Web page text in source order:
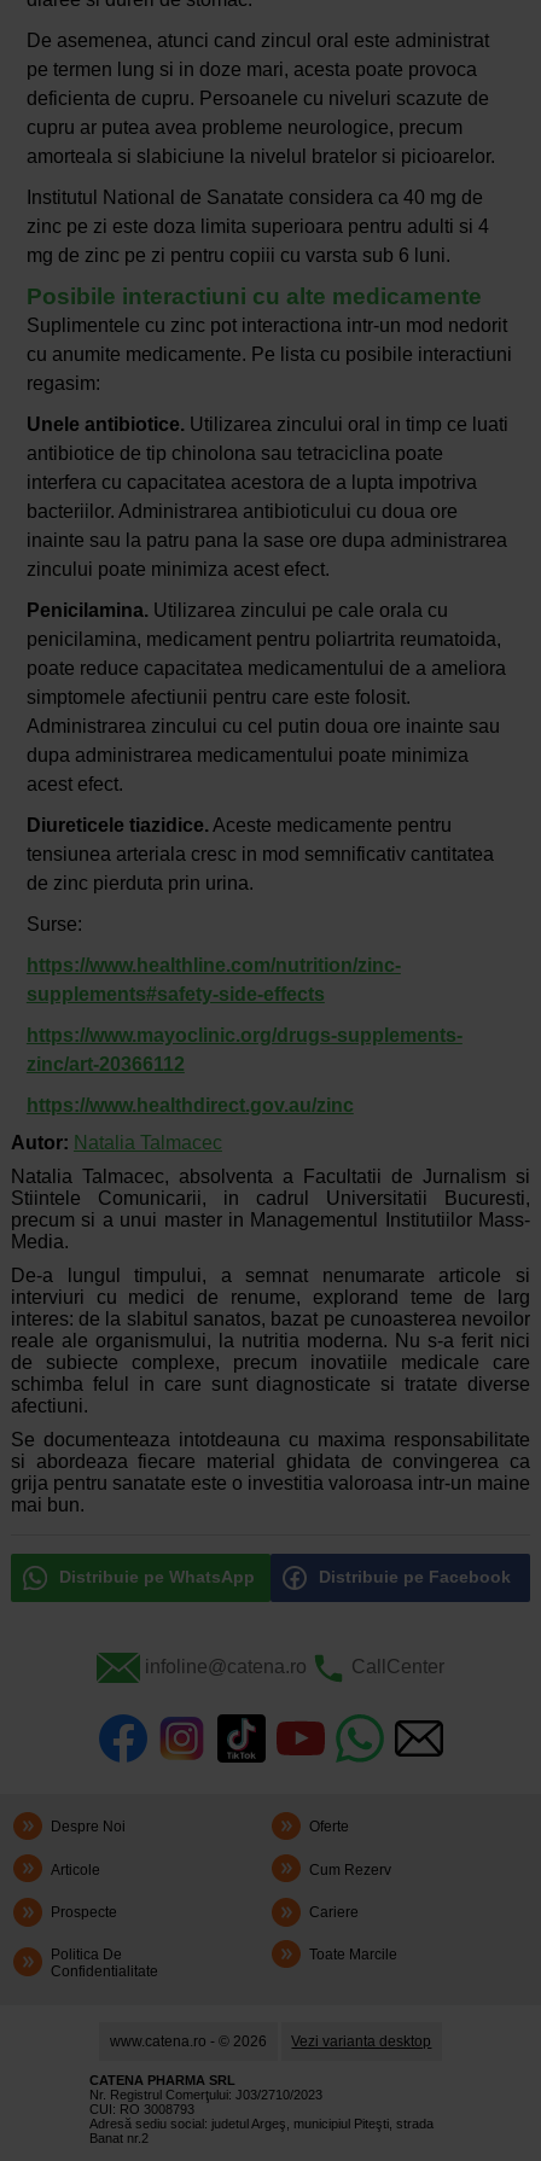
De asemenea, atunci cand zincul oral este administrat
pe termen lung si in doze mari, acesta poate provoca
deficienta de cupru. Persoanele cu niveluri scazute de
cupru ar putea avea probleme neurologice, precum
amorteala si slabiciune la nivelul bratelor si picioarelor.
Institutul National de Sanatate considera ca 40 mg de
zinc pe zi este doza limita superioara pentru adulti si 4
mg de zinc pe zi pentru copiii cu varsta sub 6 luni.
Posibile interactiuni cu alte medicamente
Suplimentele cu zinc pot interactiona intr-un mod nedorit
cu anumite medicamente. Pe lista cu posibile interactiuni
regasim:
Unele antibiotice. Utilizarea zincului oral in timp ce luati
antibiotice de tip chinolona sau tetraciclina poate
interfera cu capacitatea acestora de a lupta impotriva
bacteriilor. Administrarea antibioticului cu doua ore
inainte sau la patru pana la sase ore dupa administrarea
zincului poate minimiza acest efect.
Penicilamina. Utilizarea zincului pe cale orala cu
penicilamina, medicament pentru poliartrita reumatoida,
poate reduce capacitatea medicamentului de a ameliora
simptomele afectiunii pentru care este folosit.
Administrarea zincului cu cel putin doua ore inainte sau
dupa administrarea medicamentului poate minimiza
acest efect.
Diureticele tiazidice. Aceste medicamente pentru
tensiunea arteriala cresc in mod semnificativ cantitatea
de zinc pierduta prin urina.
Surse:
https://www.healthline.com/nutrition/zinc-
supplements#safety-side-effects
https://www.mayoclinic.org/drugs-supplements-
zinc/art-20366112
https://www.healthdirect.gov.au/zinc
Autor: Natalia Talmacec
Natalia Talmacec, absolventa a Facultatii de Jurnalism si
Stiintele Comunicarii, in cadrul Universitatii Bucuresti,
precum si a unui master in Managementul Institutiilor Mass-
Media.
De-a lungul timpului, a semnat nenumarate articole si
interviuri cu medici de renume, explorand teme de larg
interes: de la slabitul sanatos, bazat pe cunoasterea nevoilor
reale ale organismului, la nutritia moderna. Nu s-a ferit nici
de subiecte complexe, precum inovatiile medicale care
schimba felul in care sunt diagnosticate si tratate diverse
afectiuni.
Se documenteaza intotdeauna cu maxima responsabilitate
si abordeaza fiecare material ghidata de convingerea ca
grija pentru sanatate este o investitia valoroasa intr-un maine
mai bun.
Distribuie pe WhatsApp Distribuie pe Facebook
infoline@catena.ro CallCenter
Despre Noi Oferte
Articole Cum Rezerv
Prospecte Cariere
Politica De
Confidentialitate
Toate Marcile
www.catena.ro - © 2026 Vezi varianta desktop
CATENA PHARMA SRL
Nr. Registrul Comerţului: J03/2710/2023
CUI: RO 3008793
Adresă sediu social: judetul Argeş, municipiul Piteşti, strada
Banat nr.2